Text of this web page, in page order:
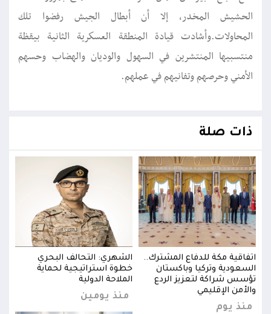
الحشيش المخدر، إلا أن أبطال الجيش رفضوا تلك
المحاولات.وأشادت قيادة المنطقة العسكرية الثانية بيقظة
منتسبيها المنتشرين في السهول والوديان والهضاب وحسهم
الأمني وحرصهم وتفانيهم في عملهم.
ذات صلة
اتفاقية مكة للدفاع المشترك..
السعودية وتركيا وباكستان
تؤسس شراكة لتعزيز الردع
والأمن الإقليمي
منذ يوم
الشهري: التحالف البحري
خطوة استراتيجية لحماية
الملاحة الدولية
منذ يومين